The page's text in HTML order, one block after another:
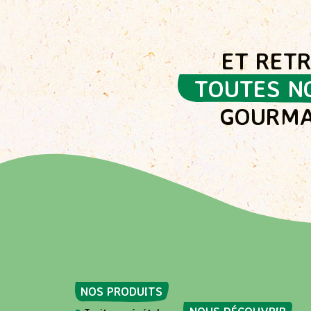
ET
TOUTES
NOS PRODUITS